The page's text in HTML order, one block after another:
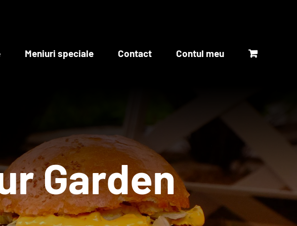
Meniuri speciale Contact Contul meu
Garden